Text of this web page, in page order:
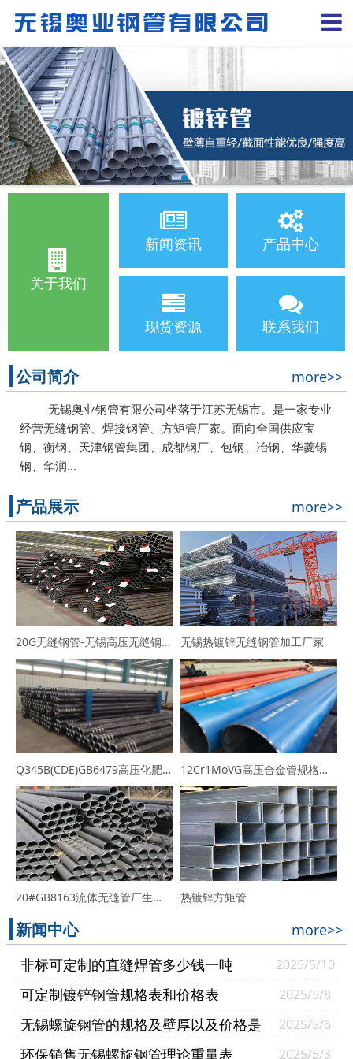
关于我们
新闻资讯 产品中心
现货资源 联系我们
公司简介 more>>
无锡奥业钢管有限公司坐落于江苏无锡市。是一家专业
经营无缝钢管、焊接钢管、方矩管厂家。面向全国供应宝
钢、衡钢、天津钢管集团、成都钢厂、包钢、冶钢、华菱锡
钢、华润…
产品展示 more>>
20G无缝钢管-无锡高压无缝钢管厂家 无锡热镀锌无缝钢管加工厂家
Q345B(CDE)GB6479高压化肥用无缝管生产厂家-规格价格表 12Cr1MoVG高压合金管规格表_厂家_价格行情
20#GB8163流体无缝管厂生产的热轧20#无缝钢管 热镀锌方矩管
新闻中心
more>>
非标可定制的直缝焊管多少钱一吨
2025/5/10
可定制镀锌钢管规格表和价格表 2025/5/8
无锡螺旋钢管的规格及壁厚以及价格是
多少
2025/5/6
环保销售无锡螺旋钢管理论重量表 2025/5/3